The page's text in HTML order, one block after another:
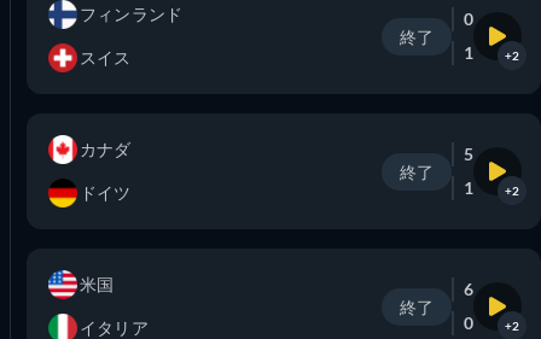
フィンランド
スイス
終了
0
1
+2
カナダ
ドイツ
終了
5
1
+2
米国
イタリア
終了
6
0
+2